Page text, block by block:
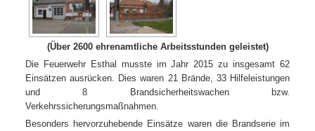
(Über 2600 ehrenamtliche Arbeitsstunden geleistet)
Die Feuerwehr Esthal musste im Jahr 2015 zu insgesamt 62
Einsätzen ausrücken. Dies waren 21 Brände, 33 Hilfeleistungen
und 8 Brandsicherheitswachen bzw.
Verkehrssicherungsmaßnahmen.
Besonders hervorzuhebende Einsätze waren die Brandserie im